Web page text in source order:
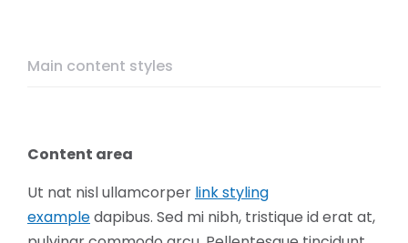
Main content styles
Content area
Ut nat nisl ullamcorper link styling
exampledapibus. Sed mi nibh, tristique id erat at,